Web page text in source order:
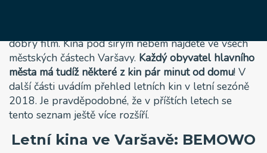
dobrý film. Kina pod širým nebem najdete ve všech
městských částech Varšavy. Každý obyvatel hlavního
města má tudíž některé z kin pár minut od domu! V
další části uvádím přehled letních kin v letní sezóně
2018. Je pravděpodobné, že v příštích letech se
tento seznam ještě více rozšíří.
Letní kina ve Varšavě: BEMOWO